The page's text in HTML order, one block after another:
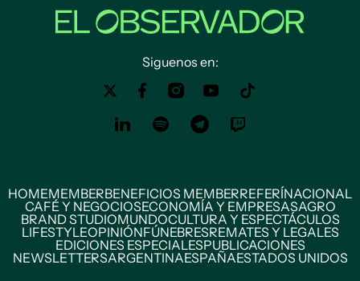
Siguenos en:
HOMEMEMBERBENEFICIOS MEMBERREFERÍNACIONAL
CAFÉ Y NEGOCIOSECONOMÍA Y EMPRESASAGRO
BRAND STUDIOMUNDOCULTURA Y ESPECTÁCULOS
LIFESTYLEOPINIÓNFÚNEBRESREMATES Y LEGALES
EDICIONES ESPECIALESPUBLICACIONES
NEWSLETTERSARGENTINAESPAÑAESTADOS UNIDOS